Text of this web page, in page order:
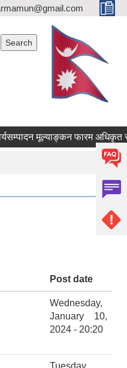
मूल्याङ्कन फारम अधिकृत स्तर
Post date
Wednesday,
January 10,
2024 - 20:20
Tuesday,